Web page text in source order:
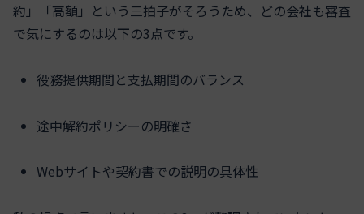
約」「高額」という三拍子がそろうため、どの会社も審査
で気にするのは以下の3点です。
役務提供期間と支払期間のバランス
途中解約ポリシーの明確さ
Webサイトや契約書での説明の具体性